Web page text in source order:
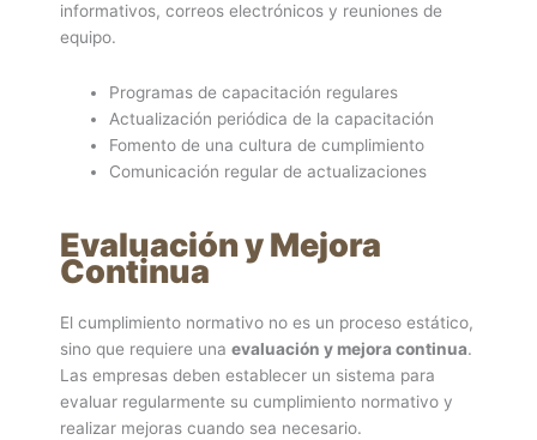
informativos, correos electrónicos y reuniones de
equipo.
Programas de capacitación regulares
Actualización periódica de la capacitación
Fomento de una cultura de cumplimiento
Comunicación regular de actualizaciones
Evaluación y Mejora
Continua
El cumplimiento normativo no es un proceso estático,
sino que requiere una evaluación y mejora continua.
Las empresas deben establecer un sistema para
evaluar regularmente su cumplimiento normativo y
realizar mejoras cuando sea necesario.